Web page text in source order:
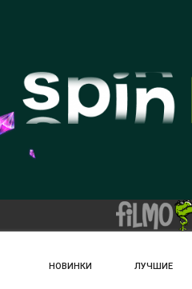
НОВИНКИ ЛУЧШИЕ